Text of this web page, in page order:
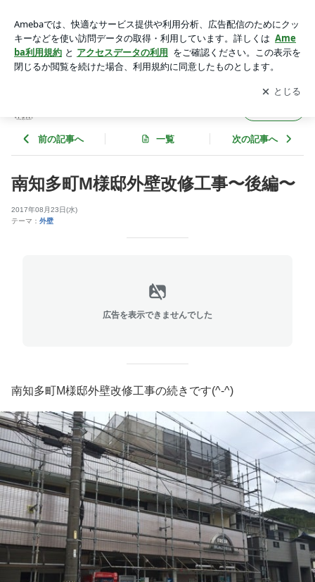
ーアフターアプリをダウンロードして ブログの更新通知
を受け取りまし
ょう。
開く
前の記事へ 一覧 次の記事へ
南知多町M様邸外壁改修工事〜後編〜
2017年08月23日(水)
テーマ： 外壁
広告を表示できませんでした
南知多町M様邸外壁改修工事の続きです(^-^)